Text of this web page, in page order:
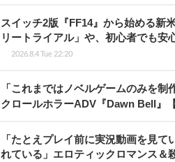
スイッチ2版『FF14』から始める新
リートライアル」や、初心者でも
2026.8.4 Tue 22:20
「これまではノベルゲームのみを
クロールホラーADV『Dawn Bell』
「たとえプレイ前に実況動画を見
れている」エロティックロマンス